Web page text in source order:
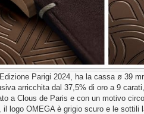
Parigi 2024, ha la cassa ø 39
arricchita dal 37,5% di oro a 9
a Clous de Paris e con un motivo
logo OMEGA è grigio scuro e le sottili